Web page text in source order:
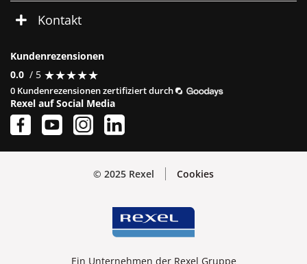
Kontakt
Kundenrezensionen
0.0 / 5 ★★★★★
★★★★★
0 Kundenrezensionen zertifiziert durch
Rexel auf Social Media
© 2025 Rexel Cookies
Ein Unternehmen der Rexel Gruppe